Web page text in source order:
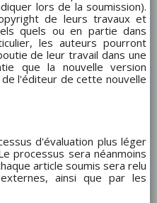
lors de la soumission).
de leurs travaux et
quels ou en partie dans
les auteurs pourront
de leur travail dans une
que la nouvelle version
l'éditeur de cette nouvelle
d'évaluation plus léger
processus sera néanmoins
article soumis sera relu
ainsi que par les